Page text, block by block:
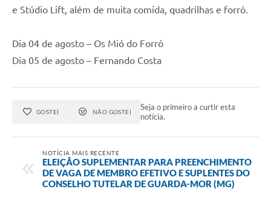
e Stúdio Lift, além de muita comida, quadrilhas e forró.
Dia 04 de agosto – Os Mió do Forró
Dia 05 de agosto – Fernando Costa
GOSTEI NÃO GOSTEI
Seja o primeiro a curtir esta
notícia.
NOTÍCIA MAIS RECENTE
ELEIÇÃO SUPLEMENTAR PARA PREENCHIMENTO
DE VAGA DE MEMBRO EFETIVO E SUPLENTES DO
CONSELHO TUTELAR DE GUARDA-MOR (MG)